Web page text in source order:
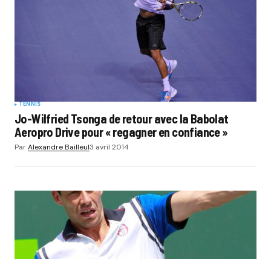
TENNIS
Jo-Wilfried Tsonga de retour avec la Babolat
Aeropro Drive pour « regagner en confiance »
ParAlexandre Bailleul3 avril 2014